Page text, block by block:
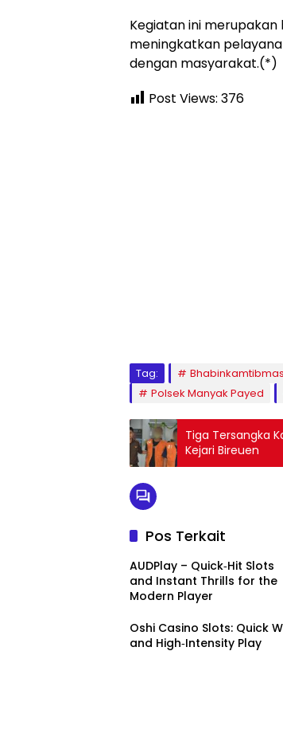
Kegiatan ini
meningkatkan
dengan masyarakat.(*)
Post Views: 376
Tag: Bhabinkamtibmas
Polsek Manyak Payed
Tiga Tersangka
Kejari Bireuen
Pos Terkait
AUDPlay – Quick‑Hit Slots
and Instant Thrills for the
Modern Player
Oshi Casino Slots: Quick
and High‑Intensity Play